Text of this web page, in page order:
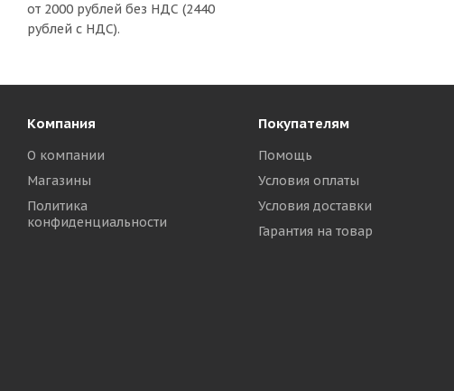
от 2000 рублей без НДС (2440
рублей с НДС).
Компания
О компании
Магазины
Политика
конфиденциальности
Покупателям
Помощь
Условия оплаты
Условия доставки
Гарантия на товар